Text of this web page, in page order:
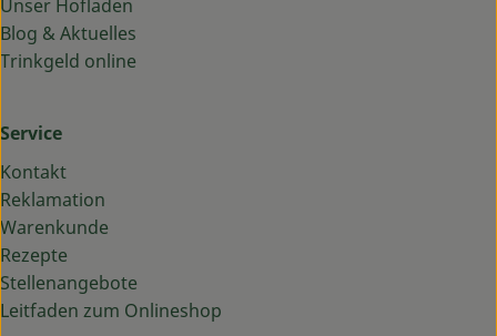
Unser Hofladen
Blog & Aktuelles
Trinkgeld online
Service
Kontakt
Reklamation
Warenkunde
Rezepte
Stellenangebote
Leitfaden zum Onlineshop